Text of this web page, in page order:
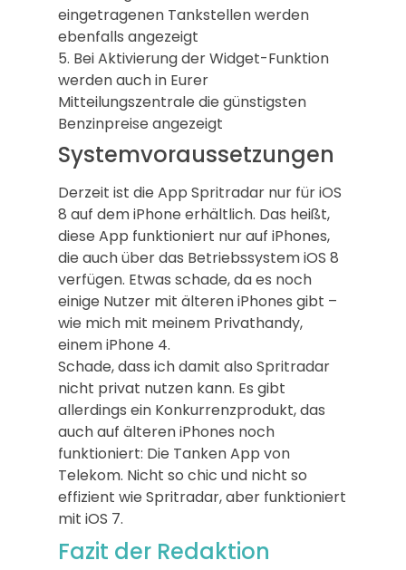
eingetragenen Tankstellen werden
ebenfalls angezeigt
5. Bei Aktivierung der Widget-Funktion
werden auch in Eurer
Mitteilungszentrale die günstigsten
Benzinpreise angezeigt
Systemvoraussetzungen
Derzeit ist die App Spritradar nur für iOS
8 auf dem iPhone erhältlich. Das heißt,
diese App funktioniert nur auf iPhones,
die auch über das Betriebssystem iOS 8
verfügen. Etwas schade, da es noch
einige Nutzer mit älteren iPhones gibt –
wie mich mit meinem Privathandy,
einem iPhone 4.
Schade, dass ich damit also Spritradar
nicht privat nutzen kann. Es gibt
allerdings ein Konkurrenzprodukt, das
auch auf älteren iPhones noch
funktioniert: Die Tanken App von
Telekom. Nicht so chic und nicht so
effizient wie Spritradar, aber funktioniert
mit iOS 7.
Fazit der Redaktion